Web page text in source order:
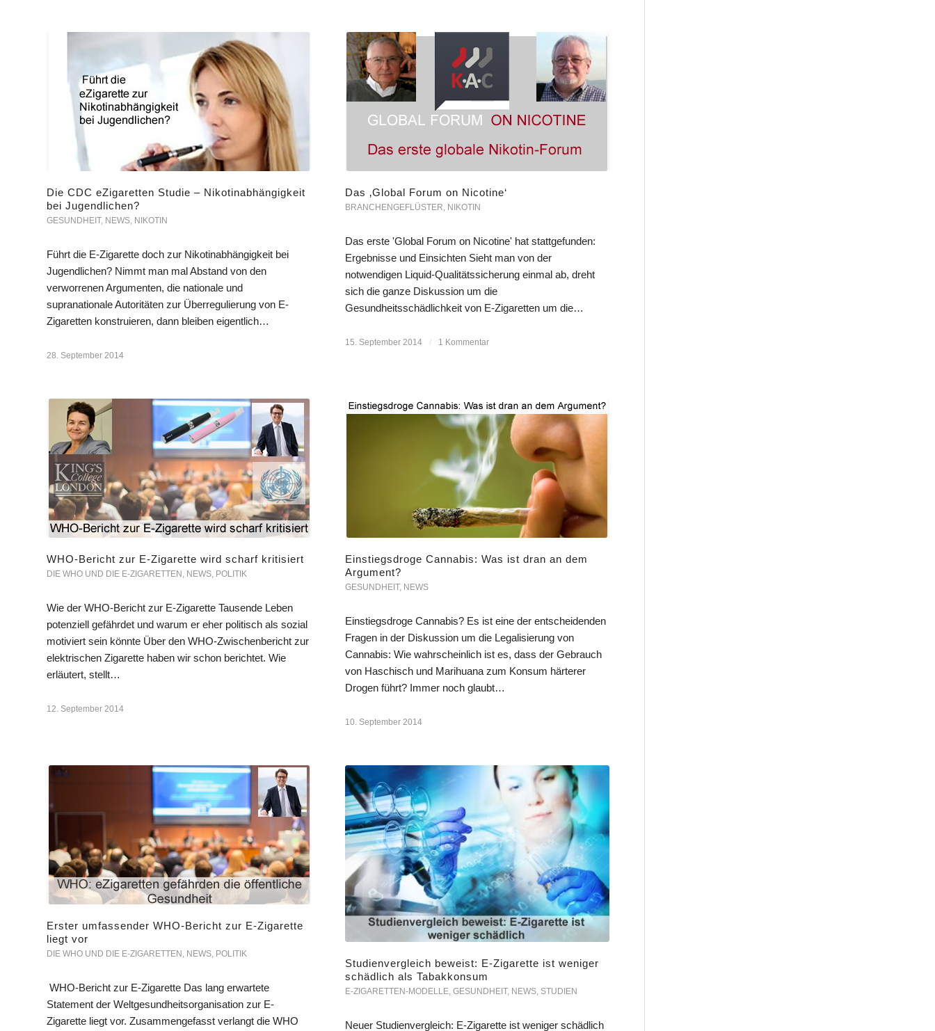
Die CDC eZigaretten Studie – Nikotinabhängigkeit
bei Jugendlichen?
GESUNDHEIT, NEWS, NIKOTIN
Führt die E-Zigarette doch zur Nikotinabhängigkeit bei
Jugendlichen? Nimmt man mal Abstand von den
verworrenen Argumenten, die nationale und
supranationale Autoritäten zur Überregulierung von E-
Zigaretten konstruieren, dann bleiben eigentlich…
28. September 2014
Das ‚Global Forum on Nicotine‘
BRANCHENGEFLÜSTER, NIKOTIN
Das erste 'Global Forum on Nicotine' hat stattgefunden:
Ergebnisse und Einsichten Sieht man von der
notwendigen Liquid-Qualitätssicherung einmal ab, dreht
sich die ganze Diskussion um die
Gesundheitsschädlichkeit von E-Zigaretten um die…
15. September 2014 / 1 Kommentar
WHO-Bericht zur E-Zigarette wird scharf kritisiert
DIE WHO UND DIE E-ZIGARETTEN , NEWS, POLITIK
Wie der WHO-Bericht zur E-Zigarette Tausende Leben
potenziell gefährdet und warum er eher politisch als sozial
motiviert sein könnte Über den WHO-Zwischenbericht zur
elektrischen Zigarette haben wir schon berichtet. Wie
erläutert, stellt…
12. September 2014
Einstiegsdroge Cannabis: Was ist dran an dem
Argument?
GESUNDHEIT, NEWS
Einstiegsdroge Cannabis? Es ist eine der entscheidenden
Fragen in der Diskussion um die Legalisierung von
Cannabis: Wie wahrscheinlich ist es, dass der Gebrauch
von Haschisch und Marihuana zum Konsum härterer
Drogen führt? Immer noch glaubt…
10. September 2014
Erster umfassender WHO-Bericht zur E-Zigarette
liegt vor
DIE WHO UND DIE E-ZIGARETTEN , NEWS, POLITIK
WHO-Bericht zur E-Zigarette Das lang erwartete
Statement der Weltgesundheitsorganisation zur E-
Zigarette liegt vor. Zusammengefasst verlangt die WHO
Studienvergleich beweist: E-Zigarette ist weniger
schädlich als Tabakkonsum
E-ZIGARETTEN-MODELLE, GESUNDHEIT, NEWS, STUDIEN
Neuer Studienvergleich: E-Zigarette ist weniger schädlich